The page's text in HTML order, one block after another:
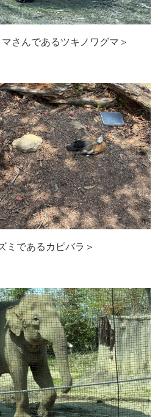
さんであるツキノワグマ＞
ミであるカピバラ＞